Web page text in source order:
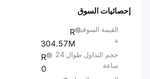
إحصائيات السوق
القيمة السوقي
ة
304.57M
حجم التداول طوال 24
ساعة
0